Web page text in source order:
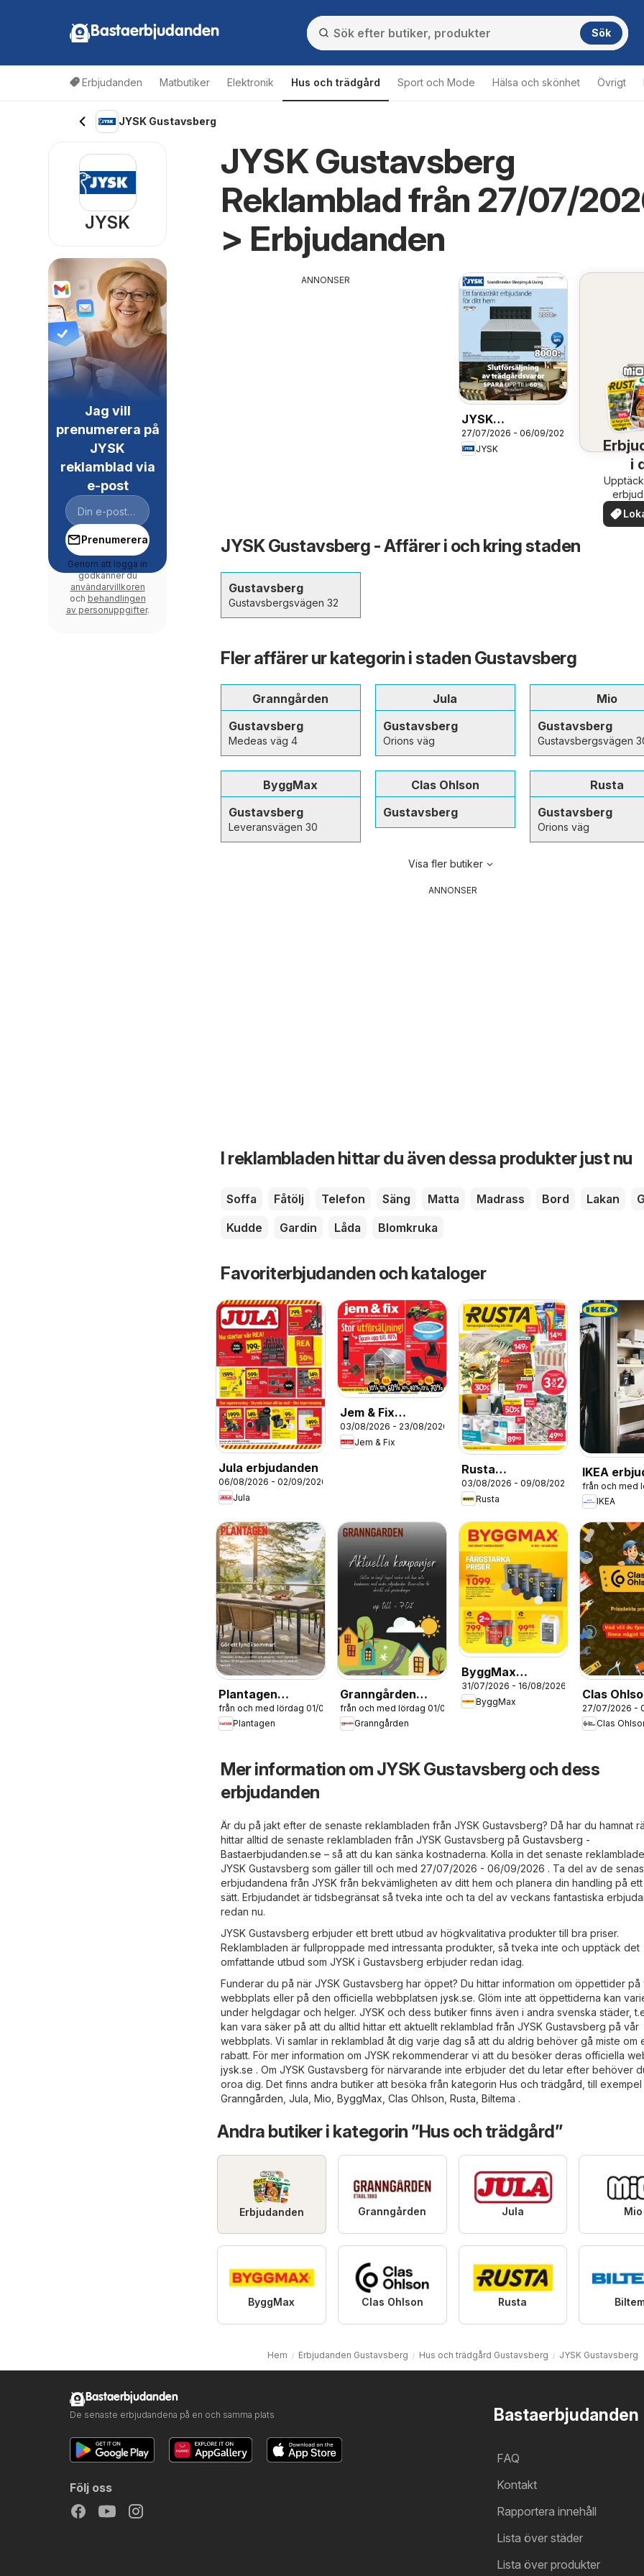
Bastaerbjudanden Sök
Erbjudanden Matbutiker Elektronik Hus och trädgård Sport och Mode Hälsa och skönhet Övrigt
JYSK Gustavsberg
JYSK Gustavsberg
Reklamblad från 27/07/
> Erbjudanden
ANNONSER
JYSK
erbjudanden
27/07/2026 - 06/09/2026
JYSK
i
JYSK Gustavsberg - Affärer i och kring staden
Gustavsberg
Gustavsbergsvägen 32
Fler affärer ur kategorin i staden Gustavsberg
Granngården
Gustavsberg
Medeas väg 4
Jula
Gustavsberg
Orions väg
Mio
Gustavsberg
Gustavsbergsvägen
ByggMax
Gustavsberg
Leveransvägen 30
Clas Ohlson
Gustavsberg
Rusta
Gustavsberg
Orions väg
Visa fler butiker
ANNONSER
I reklambladen hittar du även dessa produkter just nu
Soffa Fåtölj Telefon Säng Matta Madrass Bord Lakan
Kudde
Gardin Låda Blomkruka
Favoriterbjudanden och kataloger
Jula erbjudanden
06/08/2026 - 02/09/2026
Jula
Jem & Fix
erbjudanden
03/08/2026 - 23/08/2026
Jem & Fix
Rusta
erbjudanden
03/08/2026 - 09/08/2026
Rusta
IKEA
från och med
IKEA
Plantagen
erbjudanden
från och med lördag 01/08/2026
Plantagen
Granngården
erbjudanden
från och med lördag 01/08/2026
Granngården
ByggMax
erbjudanden
31/07/2026 - 16/08/2026
ByggMax
Clas
27/07/2026 -
Clas
Mer information om JYSK Gustavsberg och dess
erbjudanden
Är du på jakt efter de senaste reklambladen från JYSK Gustavsberg? Då har du hamnat
hittar alltid de senaste reklambladen från JYSK Gustavsberg på Gustavsberg -
Bastaerbjudanden.se – så att du kan sänka kostnaderna. Kolla in det senaste
JYSK Gustavsberg som gäller till och med 27/07/2026 - 06/09/2026 . Ta del av de
erbjudandena från JYSK från bekvämligheten av ditt hem och planera din handling på
sätt. Erbjudandet är tidsbegränsat så tveka inte och ta del av veckans fantastiska
redan nu.
JYSK Gustavsberg erbjuder ett brett utbud av högkvalitativa produkter till bra priser.
Reklambladen är fullproppade med intressanta produkter, så tveka inte och upptäck det
omfattande utbud som JYSK i Gustavsberg erbjuder redan idag.
Funderar du på när JYSK Gustavsberg har öppet? Du hittar information om öppettider på
webbplats eller på den officiella webbplatsen jysk.se. Glöm inte att öppettiderna kan
under helgdagar och helger. JYSK och dess butiker finns även i andra svenska städer,
kan vara säker på att du alltid hittar ett aktuellt reklamblad från JYSK Gustavsberg på vår
webbplats. Vi samlar in reklamblad åt dig varje dag så att du aldrig behöver gå miste om
rabatt. För mer information om JYSK rekommenderar vi att du besöker deras officiella
jysk.se . Om JYSK Gustavsberg för närvarande inte erbjuder det du letar efter behöver
oroa dig. Det finns andra butiker att besöka från kategorin Hus och trädgård , till exempel
Granngården Jula Mio ByggMax Clas Ohlson Rusta Biltema .
Andra butiker i kategorin ”Hus och trädgård”
Erbjudanden Granngården Jula Mio
ByggMax Clas Ohlson Rusta
Hem Erbjudanden Gustavsberg Hus och trädgård Gustavsberg JYSK Gustavsberg
JYSK
Jag vill
prenumerera på
JYSK
reklamblad via
e-post
Prenumerera
Genom att logga in
godkänner du
användarvillkoren
och behandlingen
av personuppgifter.
Bastaerbjudanden
FAQ
Kontakt
Rapportera innehåll
Lista över städer
Lista över produkter
Bastaerbjudanden
De senaste erbjudandena på en och samma plats
Följ oss